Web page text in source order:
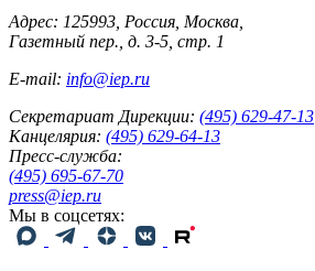
Адрес: 125993, Россия, Москва,
Газетный пер., д. 3-5, стр. 1
E-mail: info@iep.ru
Секретариат Дирекции: (495) 629-47-13
Канцелярия: (495) 629-64-13
Пресс-служба:
(495) 695-67-70
press@iep.ru
Мы в соцсетях: